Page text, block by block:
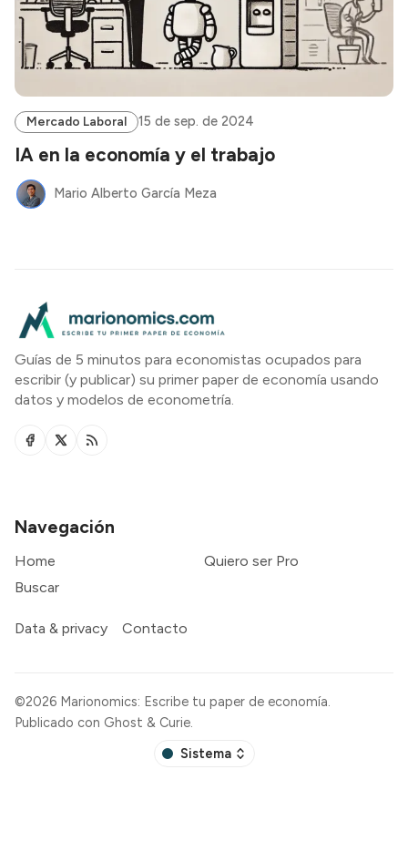
Mercado Laboral 15 de sep. de 2024
IA en la economía y el trabajo
Mario Alberto García Meza
Guías de 5 minutos para economistas ocupados para
escribir (y publicar) su primer paper de economía usando
datos y modelos de econometría.
Navegación
Home
Quiero ser Pro
Buscar
Data & privacy Contacto
©2026 Marionomics: Escribe tu paper de economía.
Publicado con Ghost & Curie.